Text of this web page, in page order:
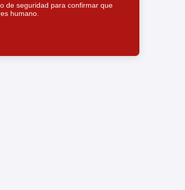
de seguridad para confirmar que
humano.